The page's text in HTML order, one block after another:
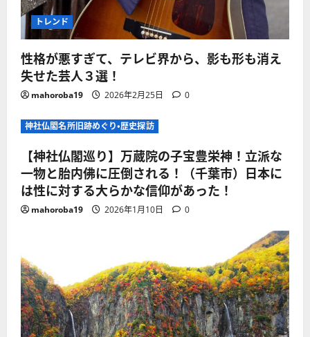
トレンド
性格が悪すぎて、テレビ界から、影も形も消え
失せた芸人３選！
mahoroba19 2026年2月25日 0
神社仏閣名所旧跡めぐり・歴史探訪
【神社仏閣巡り】万蔵院の子宝豊栄神！立派な
一物と胎内佛に圧倒される！（千葉市）日本に
は性に対する大らかな信仰があった！
mahoroba19 2026年1月10日 0